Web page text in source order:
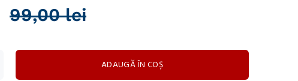
99,00 lei
ADAUGĂ ÎN COȘ